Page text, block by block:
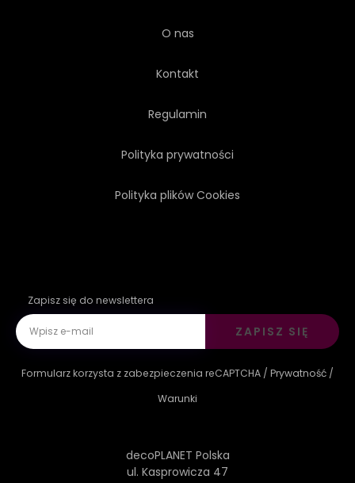
O nas
Kontakt
Regulamin
Polityka prywatności
Polityka plików Cookies
Zapisz się do newslettera
ZAPISZ SIĘ
Formularz korzysta z zabezpieczenia reCAPTCHA / Prywatność /
Warunki
decoPLANET Polska
ul. Kasprowicza 47